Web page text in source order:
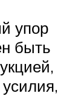
упор
быть
усилия,